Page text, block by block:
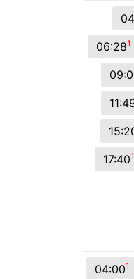
© 2026 Viva City
06:281
17:401
04:001